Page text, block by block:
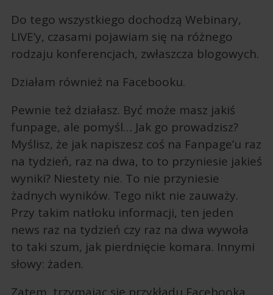
Do tego wszystkiego dochodzą Webinary,
LIVE’y, czasami pojawiam się na różnego
rodzaju konferencjach, zwłaszcza blogowych.
Działam również na Facebooku.
Pewnie też działasz. Być może masz jakiś
funpage, ale pomyśl… Jak go prowadzisz?
Myślisz, że jak napiszesz coś na Fanpage’u raz
na tydzień, raz na dwa, to to przyniesie jakieś
wyniki? Niestety nie. To nie przyniesie
żadnych wyników. Tego nikt nie zauważy.
Przy takim natłoku informacji, ten jeden
news raz na tydzień czy raz na dwa wywoła
to taki szum, jak pierdnięcie komara. Innymi
słowy: żaden.